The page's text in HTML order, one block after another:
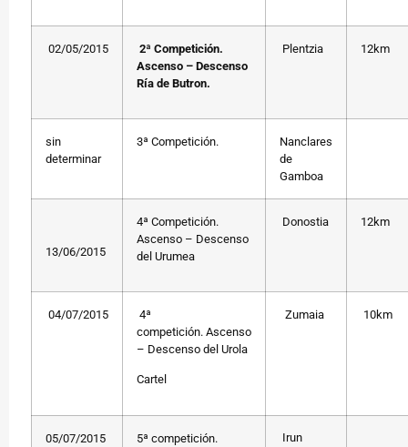
02/05/2015
2ª Competición.
Ascenso – Descenso
Ría de Butron.
Plentzia 12km
sin
determinar
3ª Competición.
Nanclares
de
Gamboa
13/06/2015
4ª Competición.
Ascenso – Descenso
del Urumea
Donostia 12km
04/07/2015
4ª
competición. Ascenso
– Descenso del Urola
Cartel
Zumaia 10km
05/07/2015
5ª competición.
Irun